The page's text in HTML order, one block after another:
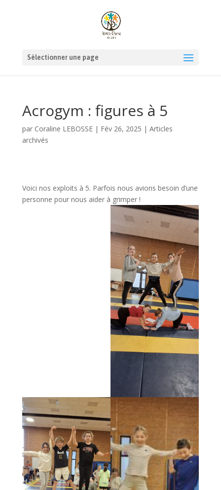
Sélectionner une page
Acrogym : figures à 5
par Coraline LEBOSSE| Fév 26, 2025 | Articles
archivés
Voici nos exploits à 5. Parfois nous avions besoin d’une
personne pour nous aider à grimper !